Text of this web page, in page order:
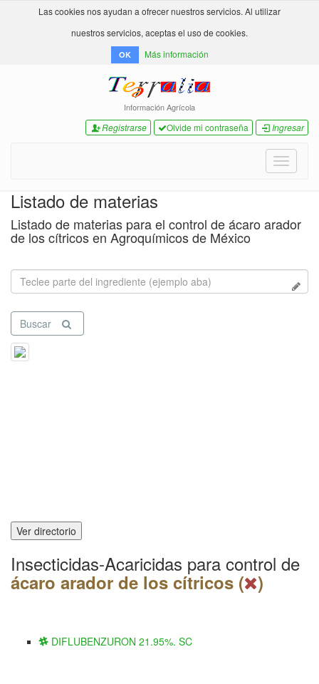
Las cookies nos ayudan a ofrecer nuestros servicios. Al utilizar
nuestros servicios, aceptas el uso de cookies.
OK Más información
Información Agrícola
Registrarse Olvide mi contraseña Ingresar
Toggle
Listado de materias
Listado de materias para el control de ácaro arador
de los cítricos en Agroquímicos de México
Buscar
Ver directorio
Insecticidas-Acaricidas para control de
ácaro arador de los cítricos ( )
DIFLUBENZURON 21.95%. SC